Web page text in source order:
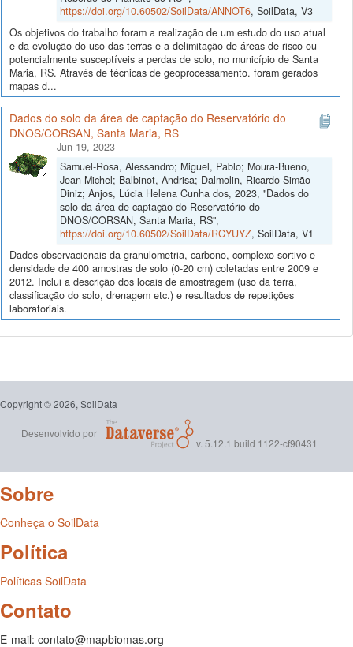
https://doi.org/10.60502/SoilData/ANNOT6, SoilData, V3
Os objetivos do trabalho foram a realização de um estudo do uso atual
e da evolução do uso das terras e a delimitação de áreas de risco ou
potencialmente susceptíveis a perdas de solo, no município de Santa
Maria, RS. Através de técnicas de geoprocessamento. foram gerados
mapas d...
Dados do solo da área de captação do Reservatório do
DNOS/CORSAN, Santa Maria, RS
Jun 19, 2023
Samuel-Rosa, Alessandro; Miguel, Pablo; Moura-Bueno,
Jean Michel; Balbinot, Andrisa; Dalmolin, Ricardo Simão
Diniz; Anjos, Lúcia Helena Cunha dos, 2023, "Dados do
solo da área de captação do Reservatório do
DNOS/CORSAN, Santa Maria, RS",
https://doi.org/10.60502/SoilData/RCYUYZ, SoilData, V1
Dados observacionais da granulometria, carbono, complexo sortivo e
densidade de 400 amostras de solo (0-20 cm) coletadas entre 2009 e
2012. Inclui a descrição dos locais de amostragem (uso da terra,
classificação do solo, drenagem etc.) e resultados de repetições
laboratoriais.
Copyright © 2026, SoilData
Desenvolvido por
v. 5.12.1 build 1122-cf90431
Sobre
Conheça o SoilData
Política
Políticas SoilData
Contato
E-mail: contato@mapbiomas.org